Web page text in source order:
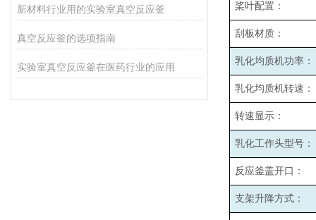
新材料行业用的实验室真空反应釜
真空反应釜的选项指南
实验室真空反应釜在医药行业的应用
桨叶配置：
刮板材质：
乳化均质机功率：
乳化均质机转速：
转速显示：
乳化工作头型号：
反应釜盖开口：
支架升降方式：